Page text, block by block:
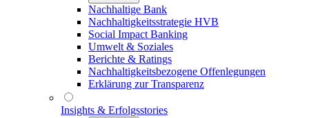
Nachhaltige Bank
Nachhaltigkeitsstrategie HVB
Social Impact Banking
Umwelt & Soziales
Berichte & Ratings
Nachhaltigkeitsbezogene Offenlegungen
Erklärung zur Transparenz
Insights & Erfolgsstories